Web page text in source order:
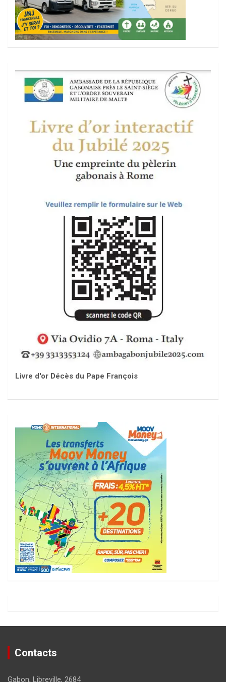
Livre d'or Décès du Pape François
Contacts
Gabon, Libreville, 2684